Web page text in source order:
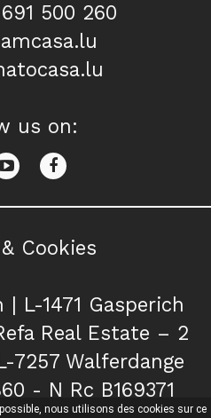
500 260
us on:
Cookies
| L-1471 Gasperich
Real Estate – 2
7257 Walferdange
- N Rc B169371
nous utilisons des cookies sur ce